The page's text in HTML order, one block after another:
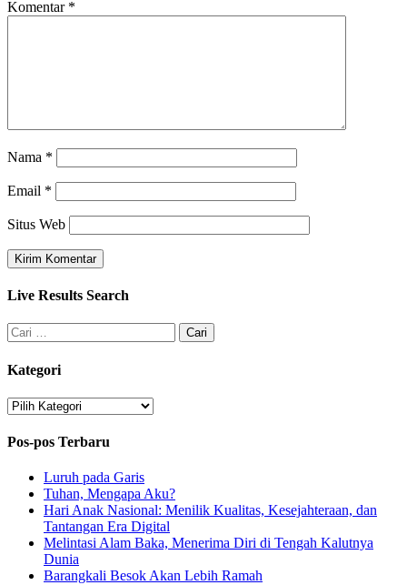
Komentar *
Nama *
Email *
Situs Web
Live Results Search
Cari
untuk:
Kategori
Kategori
Pos-pos Terbaru
Luruh pada Garis
Tuhan, Mengapa Aku?
Hari Anak Nasional: Menilik Kualitas, Kesejahteraan, dan
Tantangan Era Digital
Melintasi Alam Baka, Menerima Diri di Tengah Kalutnya
Dunia
Barangkali Besok Akan Lebih Ramah